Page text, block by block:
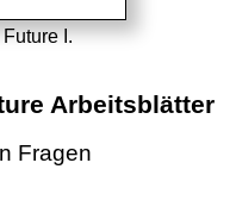
I.
Arbeitsblätter
Fragen